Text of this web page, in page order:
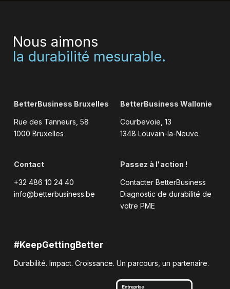
Nous aimons
la durabilité mesurable.
BetterBusiness Bruxelles
Rue des Tanneurs, 58
1000 Bruxelles
BetterBusiness Wallonie
Courbevoie, 13
1348 Louvain-la-Neuve
Contact
+32 486 10 24 40
info@betterbusiness.be
Passez à l'action !
Contacter BetterBusiness
Diagnostic de durabilité de
votre PME
#KeepGettingBetter
Durabilité. Impact. Croissance. Un parcours, un partenaire.